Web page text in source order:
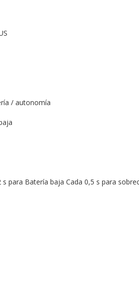
/ autonomía
para Batería baja Cada 0,5 s para